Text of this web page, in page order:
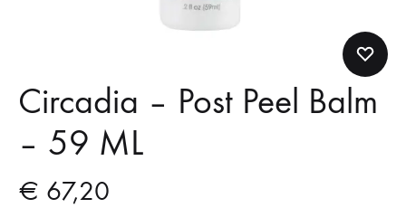
Circadia – Post Peel Balm
– 59 ML
€ 67,20